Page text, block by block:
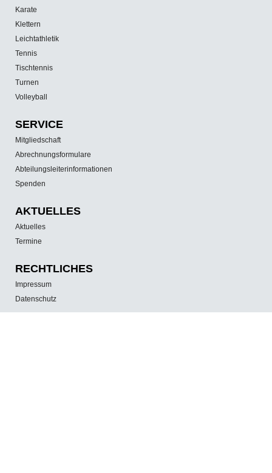
Karate
Klettern
Leichtathletik
Tennis
Tischtennis
Turnen
Volleyball
SERVICE
Mitgliedschaft
Abrechnungsformulare
Abteilungsleiterinformationen
Spenden
AKTUELLES
Aktuelles
Termine
RECHTLICHES
Impressum
Datenschutz